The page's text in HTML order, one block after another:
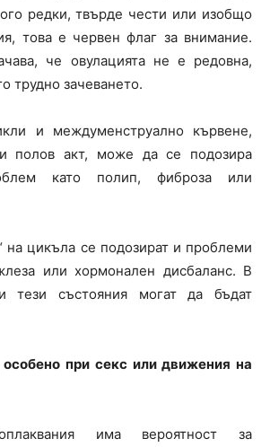
редки, твърде чести или изобщо
това е червен флаг за внимание.
че овулацията не е редовна,
трудно зачеването.
и междуменструално кървене,
полов акт, може да се подозира
като полип, фиброза или
на цикъла се подозират и проблеми
или хормонален дисбаланс. В
тези състояния могат да бъдат
особено при секс или движения на
има вероятност за